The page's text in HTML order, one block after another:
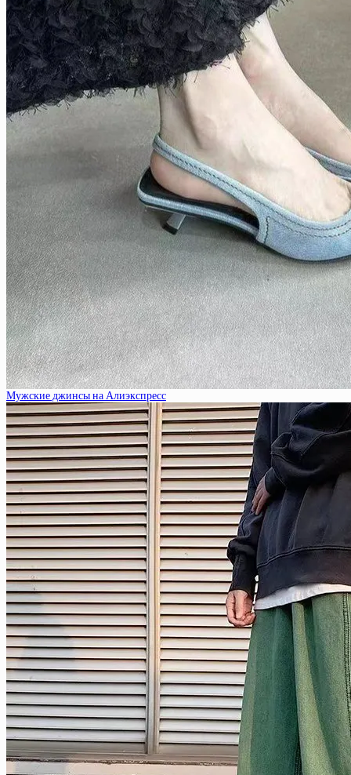
Мужские джинсы на Алиэкспресс